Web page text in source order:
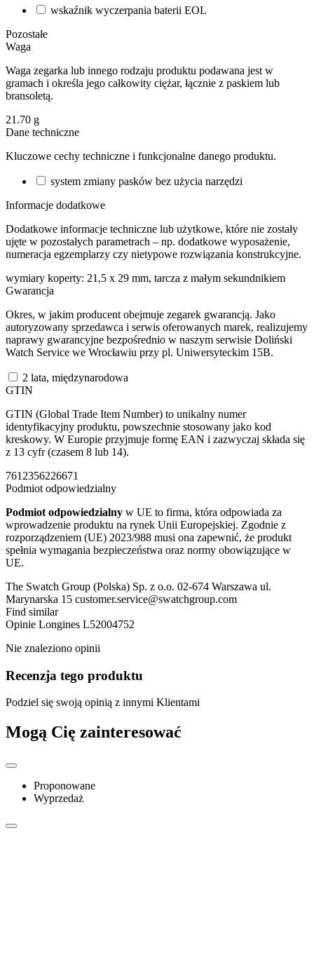
wskaźnik wyczerpania baterii EOL
Pozostałe
Waga
Waga zegarka lub innego rodzaju produktu podawana jest w
gramach i określa jego całkowity ciężar, łącznie z paskiem lub
bransoletą.
21.70 g
Dane techniczne
Kluczowe cechy techniczne i funkcjonalne danego produktu.
system zmiany pasków bez użycia narzędzi
Informacje dodatkowe
Dodatkowe informacje techniczne lub użytkowe, które nie zostały
ujęte w pozostałych parametrach – np. dodatkowe wyposażenie,
numeracja egzemplarzy czy nietypowe rozwiązania konstrukcyjne.
wymiary koperty: 21,5 x 29 mm, tarcza z małym sekundnikiem
Gwarancja
Okres, w jakim producent obejmuje zegarek gwarancją. Jako
autoryzowany sprzedawca i serwis oferowanych marek, realizujemy
naprawy gwarancyjne bezpośrednio w naszym serwisie Doliński
Watch Service we Wrocławiu przy pl. Uniwersyteckim 15B.
2 lata, międzynarodowa
GTIN
GTIN (Global Trade Item Number) to unikalny numer
identyfikacyjny produktu, powszechnie stosowany jako kod
kreskowy. W Europie przyjmuje formę EAN i zazwyczaj składa się
z 13 cyfr (czasem 8 lub 14).
7612356226671
Podmiot odpowiedzialny
Podmiot odpowiedzialny w UE to firma, która odpowiada za
wprowadzenie produktu na rynek Unii Europejskiej. Zgodnie z
rozporządzeniem (UE) 2023/988 musi ona zapewnić, że produkt
spełnia wymagania bezpieczeństwa oraz normy obowiązujące w
UE.
The Swatch Group (Polska) Sp. z o.o. 02-674 Warszawa ul.
Marynarska 15 customer.service@swatchgroup.com
Find similar
Opinie Longines L52004752
Nie znaleziono opinii
Recenzja tego produktu
Podziel się swoją opinią z innymi Klientami
Mogą Cię zainteresować
Proponowane
Wyprzedaż